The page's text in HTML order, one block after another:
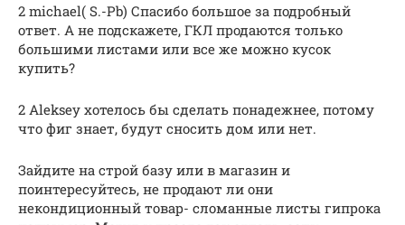
2 michael( S.-Pb) Спасибо большое за подробный
ответ. А не подскажете, ГКЛ продаются только
большими листами или все же можно кусок
купить?
2 Aleksey хотелось бы сделать понадежнее, потому
что фиг знает, будут сносить дом или нет.
Зайдите на строй базу или в магазин и
поинтересуйтесь, не продают ли они
некондиционный товар- сломанные листы гипрока